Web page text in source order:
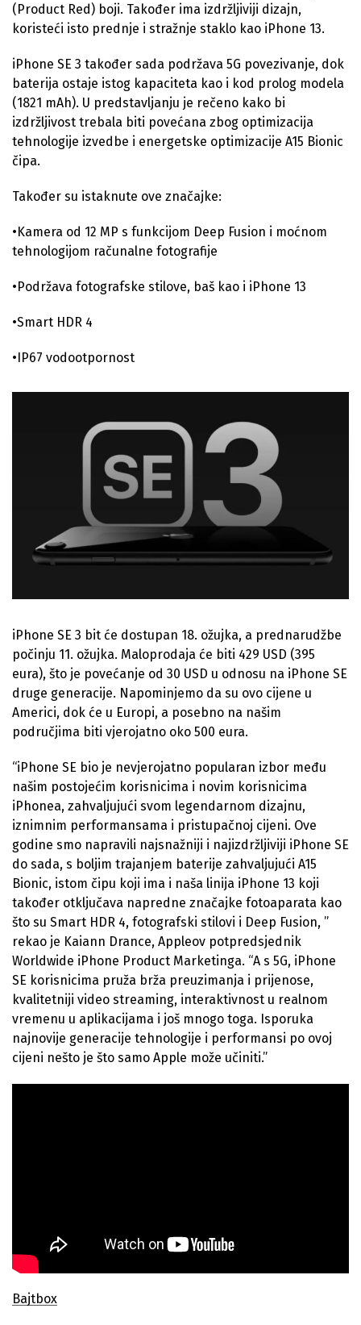
(Product Red) boji. Također ima izdržljiviji dizajn,
koristeći isto prednje i stražnje staklo kao iPhone 13.
iPhone SE 3 također sada podržava 5G povezivanje, dok
baterija ostaje istog kapaciteta kao i kod prolog modela
(1821 mAh). U predstavljanju je rečeno kako bi
izdržljivost trebala biti povećana zbog optimizacija
tehnologije izvedbe i energetske optimizacije A15 Bionic
čipa.
Također su istaknute ove značajke:
•Kamera od 12 MP s funkcijom Deep Fusion i moćnom
tehnologijom računalne fotografije
•Podržava fotografske stilove, baš kao i iPhone 13
•Smart HDR 4
•IP67 vodootpornost
iPhone SE 3 bit će dostupan 18. ožujka, a prednarudžbe
počinju 11. ožujka. Maloprodaja će biti 429 USD (395
eura), što je povećanje od 30 USD u odnosu na iPhone SE
druge generacije. Napominjemo da su ovo cijene u
Americi, dok će u Europi, a posebno na našim
područjima biti vjerojatno oko 500 eura.
“iPhone SE bio je nevjerojatno popularan izbor među
našim postojećim korisnicima i novim korisnicima
iPhonea, zahvaljujući svom legendarnom dizajnu,
iznimnim performansama i pristupačnoj cijeni. Ove
godine smo napravili najsnažniji i najizdržljiviji iPhone SE
do sada, s boljim trajanjem baterije zahvaljujući A15
Bionic, istom čipu koji ima i naša linija iPhone 13 koji
također otključava napredne značajke fotoaparata kao
što su Smart HDR 4, fotografski stilovi i Deep Fusion, ”
rekao je Kaiann Drance, Appleov potpredsjednik
Worldwide iPhone Product Marketinga. “A s 5G, iPhone
SE korisnicima pruža brža preuzimanja i prijenose,
kvalitetniji video streaming, interaktivnost u realnom
vremenu u aplikacijama i još mnogo toga. Isporuka
najnovije generacije tehnologije i performansi po ovoj
cijeni nešto je što samo Apple može učiniti.”
Bajtbox